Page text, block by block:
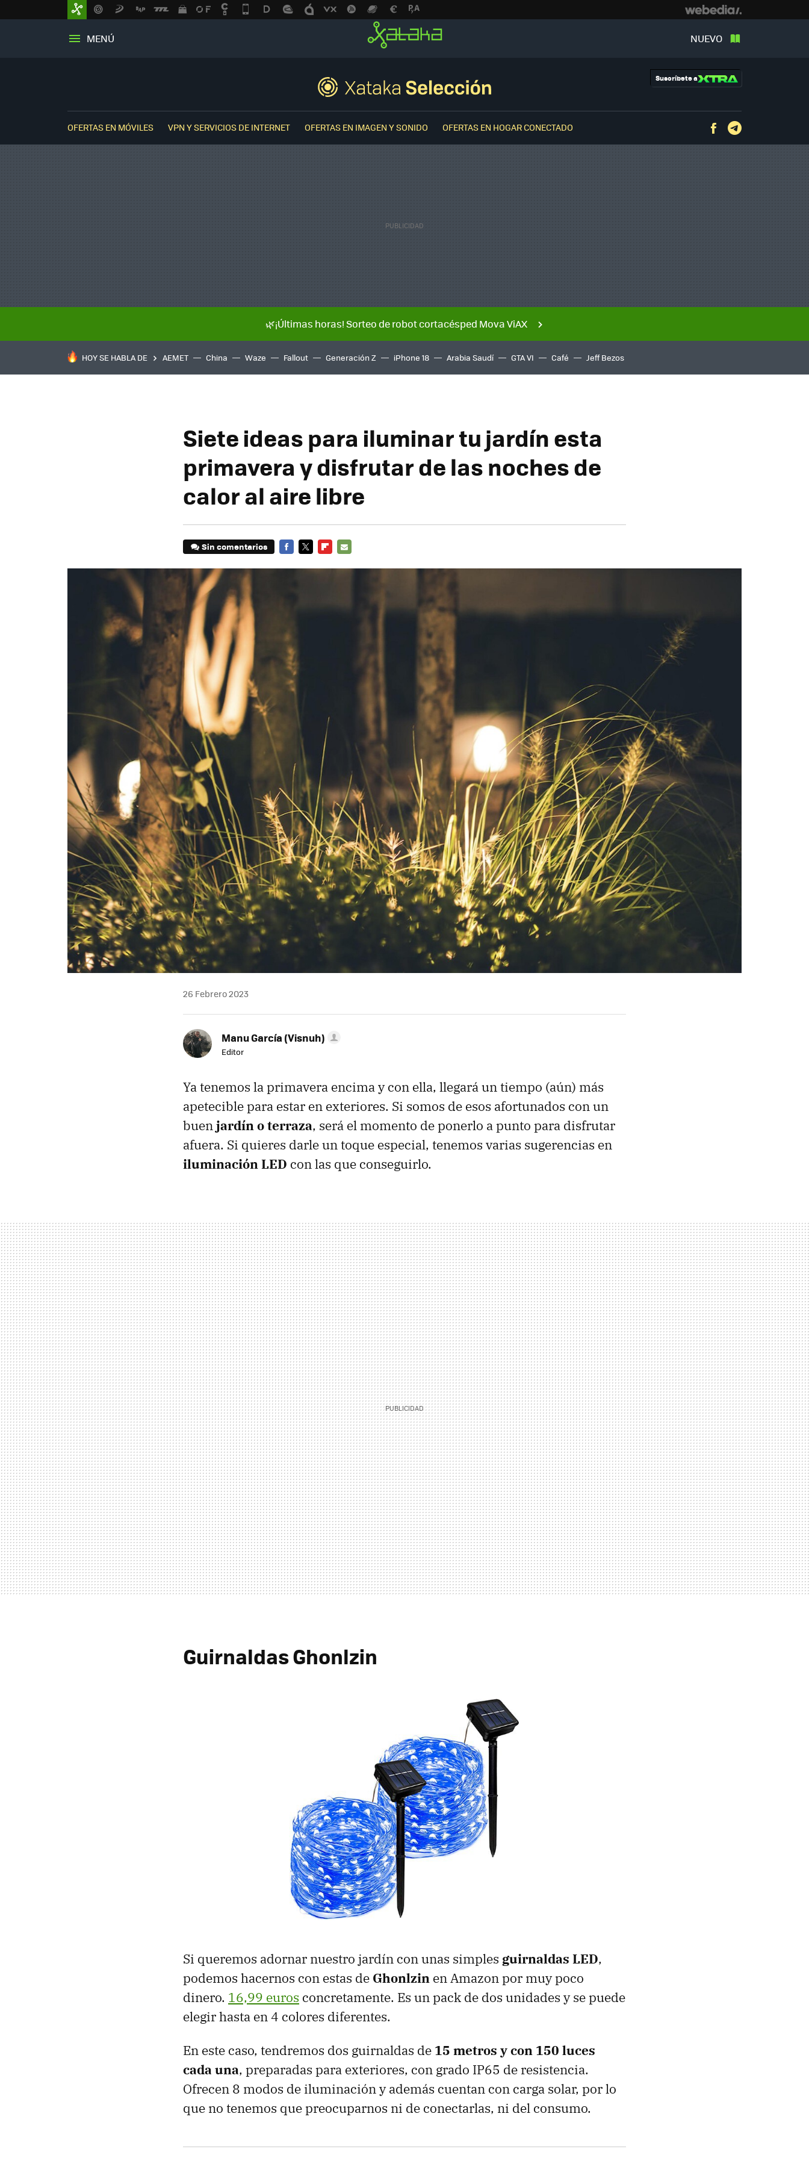
MENÚ NUEVO
Suscríbete a
OFERTAS EN MÓVILES VPN Y SERVICIOS DE INTERNET OFERTAS EN IMAGEN Y SONIDO OFERTAS EN HOGAR CONECTADO Facebook
🌿¡Últimas horas! Sorteo de robot cortacésped Mova ViAX
HOY SE HABLA DE AEMET China Waze Fallout Generación Z iPhone 18 Arabia Saudí GTA VI Café Jeff Bezos
Siete ideas para iluminar tu jardín esta
primavera y disfrutar de las noches de
calor al aire libre
Sin comentarios
26 Febrero 2023
Manu García (Visnuh)
Editor
Ya tenemos la primavera encima y con ella, llegará un tiempo (aún) más
apetecible para estar en exteriores. Si somos de esos afortunados con un
buenjardín o terraza, será el momento de ponerlo a punto para disfrutar
afuera. Si quieres darle un toque especial, tenemos varias sugerencias en
iluminación LED con las que conseguirlo.
Guirnaldas Ghonlzin
Si queremos adornar nuestro jardín con unas simples guirnaldas LED,
podemos hacernos con estas de Ghonlzin en Amazon por muy poco
dinero. 16,99 euros concretamente. Es un pack de dos unidades y se puede
elegir hasta en 4 colores diferentes.
En este caso, tendremos dos guirnaldas de 15 metros y con 150 luces
cada una, preparadas para exteriores, con grado IP65 de resistencia.
Ofrecen 8 modos de iluminación y además cuentan con carga solar, por lo
que no tenemos que preocuparnos ni de conectarlas, ni del consumo.